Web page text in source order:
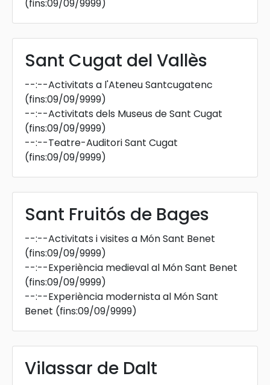
(fins:09/09/9999)
Sant Cugat del Vallès
--:--Activitats a l'Ateneu Santcugatenc
(fins:09/09/9999)
--:--Activitats dels Museus de Sant Cugat
(fins:09/09/9999)
--:--Teatre-Auditori Sant Cugat
(fins:09/09/9999)
Sant Fruitós de Bages
--:--Activitats i visites a Món Sant Benet
(fins:09/09/9999)
--:--Experiència medieval al Món Sant Benet
(fins:09/09/9999)
--:--Experiència modernista al Món Sant
Benet (fins:09/09/9999)
Vilassar de Dalt